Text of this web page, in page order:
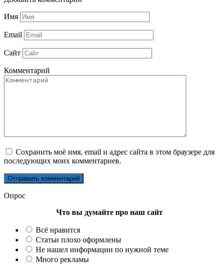
Имя
Email
Сайт
Комментарий
Сохранить моё имя, email и адрес сайта в этом браузере для
последующих моих комментариев.
Опрос
Что вы думайте про наш сайт
Всё нравится
Статьи плохо оформлены
Не нашел информации по нужной теме
Много рекламы